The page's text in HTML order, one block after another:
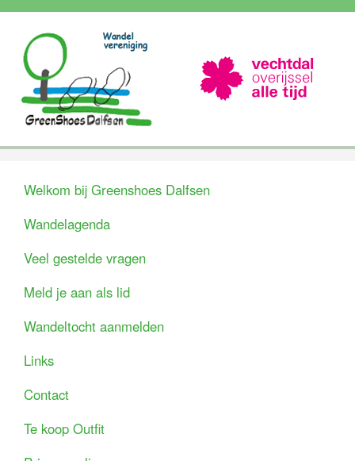
Welkom bij Greenshoes Dalfsen
Wandelagenda
Veel gestelde vragen
Meld je aan als lid
Wandeltocht aanmelden
Links
Contact
Te koop Outfit